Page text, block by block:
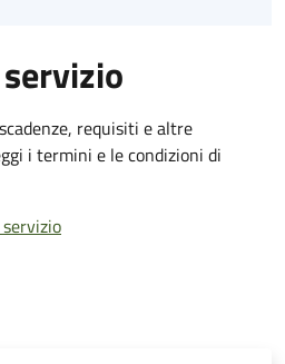
requisiti e altre
i termini e le condizioni di